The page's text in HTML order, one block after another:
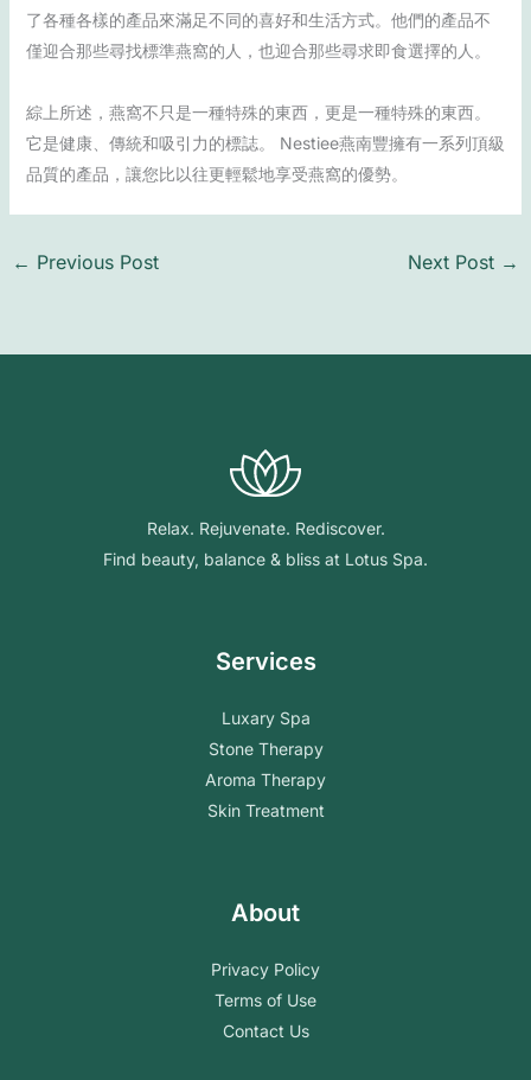
了各種各樣的產品來滿足不同的喜好和生活方式。他們的產品不
僅迎合那些尋找標準燕窩的人，也迎合那些尋求即食選擇的人。
綜上所述，燕窩不只是一種特殊的東西，更是一種特殊的東西。
它是健康、傳統和吸引力的標誌。 Nestiee燕南豐擁有一系列頂級
品質的產品，讓您比以往更輕鬆地享受燕窩的優勢。
← Previous Post Next Post →
Relax. Rejuvenate. Rediscover.
Find beauty, balance & bliss at Lotus Spa.
Services
Luxary Spa
Stone Therapy
Aroma Therapy
Skin Treatment
About
Privacy Policy
Terms of Use
Contact Us